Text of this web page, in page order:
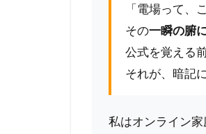
「電場って、
その一瞬の腑
公式を覚える
それが、暗記
私はオンライン